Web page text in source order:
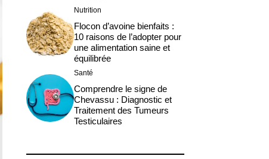
Nutrition
Flocon d’avoine bienfaits :
10 raisons de l’adopter pour
une alimentation saine et
équilibrée
Santé
Comprendre le signe de
Chevassu : Diagnostic et
Traitement des Tumeurs
Testiculaires